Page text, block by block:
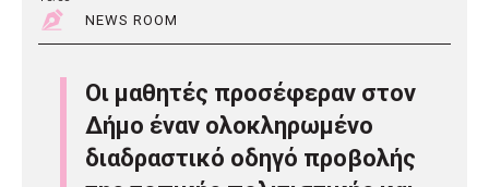
NEWS ROOM
Οι μαθητές προσέφεραν στον
Δήμο έναν ολοκληρωμένο
διαδραστικό οδηγό προβολής